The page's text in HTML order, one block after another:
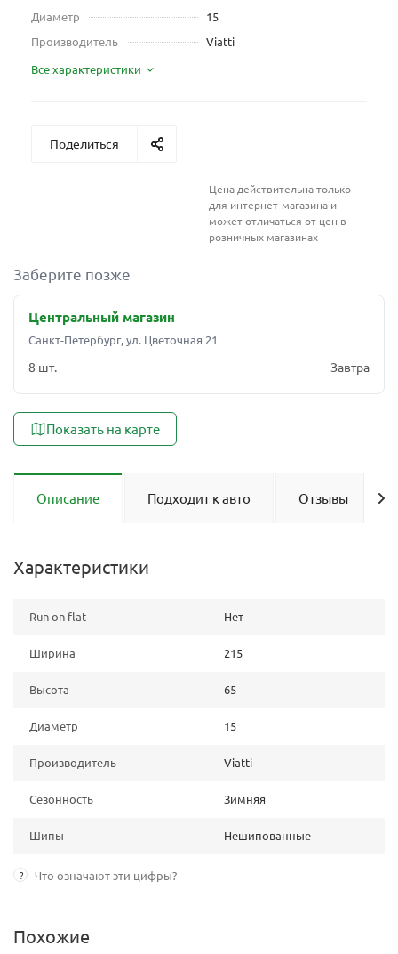
Диаметр
15
Производитель
Viatti
Все характеристики
Поделиться
Цена действительна только
для интернет-магазина и
может отличаться от цен в
розничных магазинах
Заберите позже
Центральный магазин
Санкт-Петербург, ул. Цветочная 21
8 шт. Завтра
Показать на карте
Описание Подходит к авто Отзывы
Характеристики
Run on flat Нет
Ширина 215
Высота 65
Диаметр 15
Производитель Viatti
Сезонность Зимняя
Шипы Нешипованные
? Что означают эти цифры?
Похожие